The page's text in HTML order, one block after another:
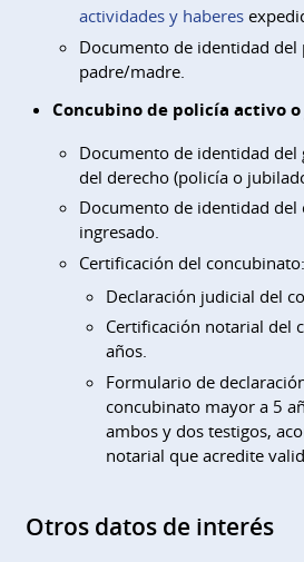
actividades y haberes
Documento de identidad del
padre/madre.
Concubino de policía activo
Documento de identidad
del derecho (policía o
Documento de identidad del
ingresado.
Certificación del
Declaración judicial del
Certificación notarial del
años.
Formulario de
concubinato mayor a 5
ambos y dos testigos,
notarial que acredite
Otros datos de interés